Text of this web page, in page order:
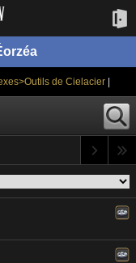
de Cielacier|